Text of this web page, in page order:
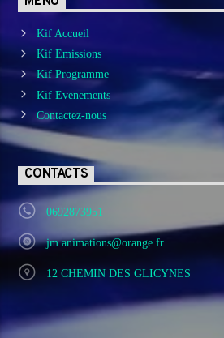
Kif Accueil
Kif Emissions
Kif Programme
Kif Evenements
Contactez-nous
CONTACTS
0692873951
jm.animations@orange.fr
12 CHEMIN DES GLICYNES